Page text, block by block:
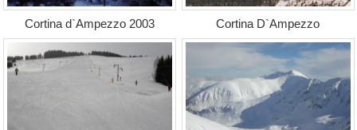
Cortina d`Ampezzo 2003 Cortina D`Ampezzo